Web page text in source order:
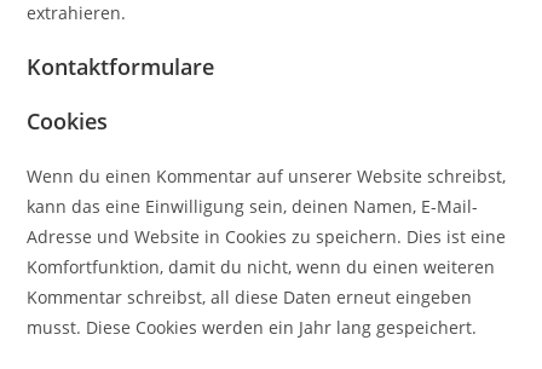
extrahieren.
Kontaktformulare
Cookies
Wenn du einen Kommentar auf unserer Website schreibst,
kann das eine Einwilligung sein, deinen Namen, E-Mail-
Adresse und Website in Cookies zu speichern. Dies ist eine
Komfortfunktion, damit du nicht, wenn du einen weiteren
Kommentar schreibst, all diese Daten erneut eingeben
musst. Diese Cookies werden ein Jahr lang gespeichert.